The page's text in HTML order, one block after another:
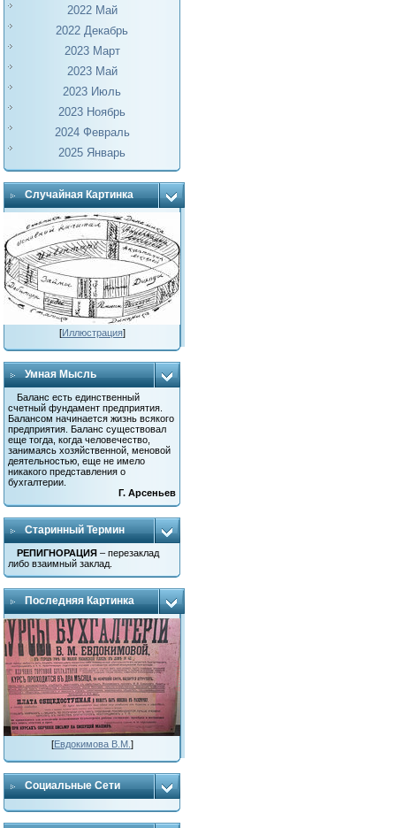
2022 Май
2022 Декабрь
2023 Март
2023 Май
2023 Июль
2023 Ноябрь
2024 Февраль
2025 Январь
Случайная Картинка
[Иллюстрация]
Умная Мысль
Баланс есть единственный
счетный фундамент предприятия.
Балансом начинается жизнь всякого
предприятия. Баланс существовал
еще тогда, когда человечество,
занимаясь хозяйственной, меновой
деятельностью, еще не имело
никакого представления о
бухгалтерии.
Г. Арсеньев
Старинный Термин
РЕПИГНОРАЦИЯ – перезаклад
либо взаимный заклад.
Последняя Картинка
[Евдокимова В.М. ]
Социальные Сети